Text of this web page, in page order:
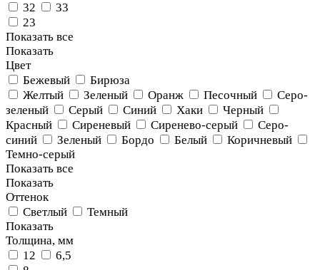
32
33
23
Показать все
Показать
Цвет
Бежевый
Бирюза
Желтый
Зеленый Оранж Песочный
Серо-
зеленый
Серый Синий Хаки
Черный
Красный
Сиреневый Сиренево-серый
Серо-
синий
Зеленый Бордо Белый
Коричневый
Темно-серый
Показать все
Показать
Оттенок
Светлый
Темный
Показать
Толщина, мм
12
6,5